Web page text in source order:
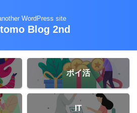
WordPress site
Blog 2nd
ポイ活
IT